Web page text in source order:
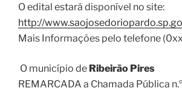
O edital estará disponível no site:
http://
Mais Informações pelo telefone
O município de Ribeirão Pires
REMARCADA a Chamada Pública